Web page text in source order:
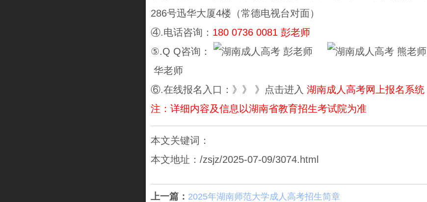
286号迅华大厦4楼（常德电视台对面）
④.电话咨询： 180 0736 0081 彭老师
⑤.Q Q咨询：
彭老师
熊老师
华老师
⑥.在线报名入口：》》 》点击进入 湖南成人高考网上报名系统
注：详细内容及信息以湖南省教育招生考试院为准
本文关键词：
本文地址：/zsjz/2025-07-09/3074.html
上一篇： 2025年湖南师范大学成人高考招生简章